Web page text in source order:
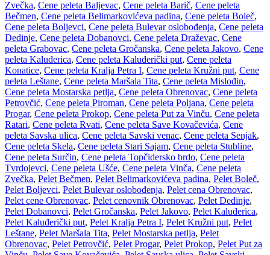
Zvečka, Cene peleta Baljevac, Cene peleta Barič, Cene peleta
Bečmen, Cene peleta Belimarkovićeva padina, Cene peleta Boleč,
Cene peleta Boljevci, Cene peleta Bulevar oslobođenja, Cene peleta
Dedinje, Cene peleta Dobanovci, Cene peleta Draževac, Cene
peleta Grabovac, Cene peleta Gročanska, Cene peleta Jakovo, Cene
peleta Kaluđerica, Cene peleta Kaluđerički put, Cene peleta
Konatice, Cene peleta Kralja Petra I, Cene peleta Kružni put, Cene
peleta Leštane, Cene peleta Maršala Tita, Cene peleta Mislođin,
Cene peleta Mostarska petlja, Cene peleta Obrenovac, Cene peleta
Petrovčić, Cene peleta Piroman, Cene peleta Poljana, Cene peleta
Progar, Cene peleta Prokop, Cene peleta Put za Vinču, Cene peleta
Ratari, Cene peleta Rvati, Cene peleta Save Kovačevića, Cene
peleta Savska ulica, Cene peleta Savski venac, Cene peleta Senjak,
Cene peleta Skela, Cene peleta Stari Sajam, Cene peleta Stubline,
Cene peleta Surčin, Cene peleta Topčidersko brdo, Cene peleta
Tvrdojevci, Cene peleta Ušće, Cene peleta Vinča, Cene peleta
Zvečka, Pelet Bečmen, Pelet Belimarkovićeva padina, Pelet Boleč,
Pelet Boljevci, Pelet Bulevar oslobođenja, Pelet cena Obrenovac,
Pelet cene Obrenovac, Pelet cenovnik Obrenovac, Pelet Dedinje,
Pelet Dobanovci, Pelet Gročanska, Pelet Jakovo, Pelet Kaluđerica,
Pelet Kaluđerički put, Pelet Kralja Petra I, Pelet Kružni put, Pelet
Leštane, Pelet Maršala Tita, Pelet Mostarska petlja, Pelet
Obrenovac, Pelet Petrovčić, Pelet Progar, Pelet Prokop, Pelet Put za